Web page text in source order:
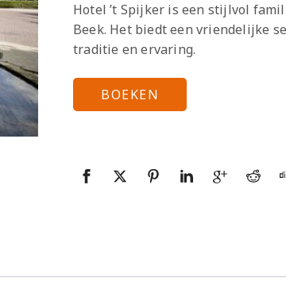
Hotel ’t Spijker is een stijlvol
Beek. Het biedt een vriendelijke
traditie en ervaring.
BOEKEN